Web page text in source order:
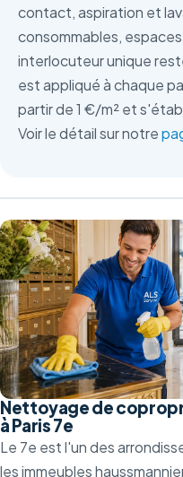
contact, aspiration et
consommables,
interlocuteur unique
est appliqué à chaque
partir de 1 €/m² et
Voir le détail sur notre
Nettoyage de
à Paris 7e
Le 7e est l'un des
les immeubles